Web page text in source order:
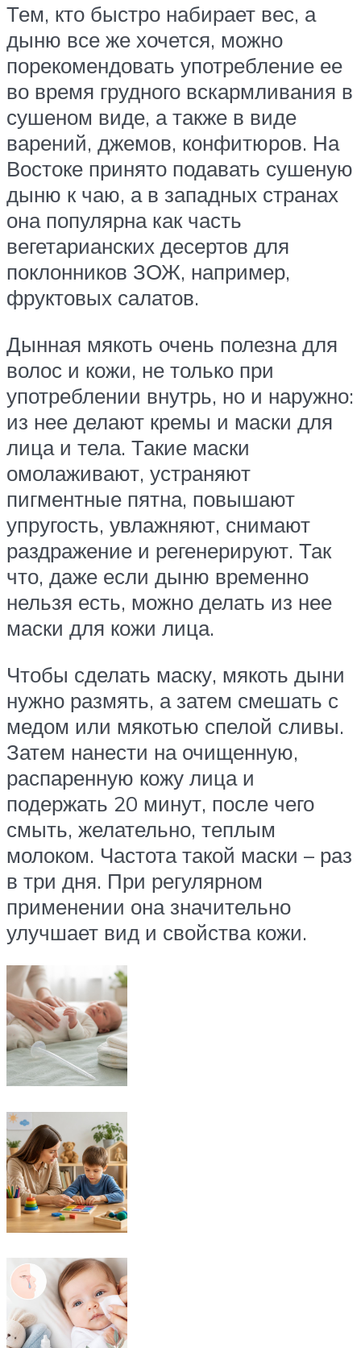
Тем, кто быстро набирает вес, а
дыню все же хочется, можно
порекомендовать употребление ее
во время грудного вскармливания в
сушеном виде, а также в виде
варений, джемов, конфитюров. На
Востоке принято подавать сушеную
дыню к чаю, а в западных странах
она популярна как часть
вегетарианских десертов для
поклонников ЗОЖ, например,
фруктовых салатов.
Дынная мякоть очень полезна для
волос и кожи, не только при
употреблении внутрь, но и наружно:
из нее делают кремы и маски для
лица и тела. Такие маски
омолаживают, устраняют
пигментные пятна, повышают
упругость, увлажняют, снимают
раздражение и регенерируют. Так
что, даже если дыню временно
нельзя есть, можно делать из нее
маски для кожи лица.
Чтобы сделать маску, мякоть дыни
нужно размять, а затем смешать с
медом или мякотью спелой сливы.
Затем нанести на очищенную,
распаренную кожу лица и
подержать 20 минут, после чего
смыть, желательно, теплым
молоком. Частота такой маски – раз
в три дня. При регулярном
применении она значительно
улучшает вид и свойства кожи.